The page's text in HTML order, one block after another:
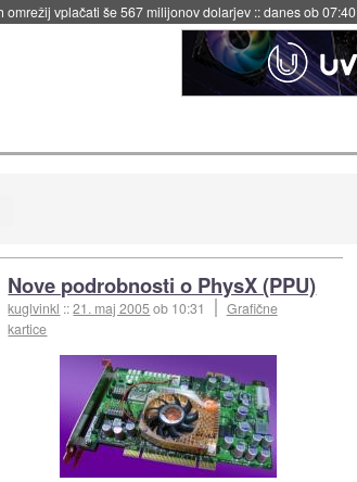
omrežij vplačati še 567 milijonov dolarjev ::danes ob 07:40
Nove podrobnosti o PhysX (PPU)
kuglvinkl ::21. maj 2005ob 10:31
Grafične
kartice